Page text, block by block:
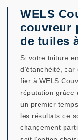
WELS
couvreur
de tuiles
Si votre toiture
d’étanchéité,
fier à WELS
réputation grâce
un premier
les résultats de
changement